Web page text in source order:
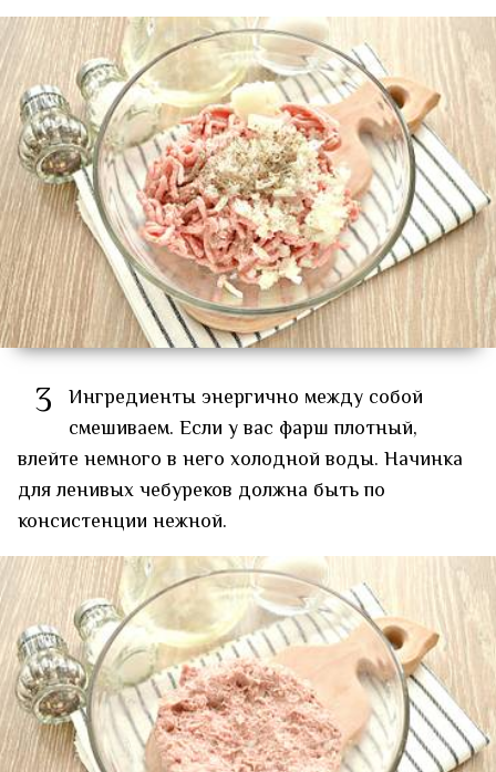
3 Ингредиенты энергично между собой
смешиваем. Если у вас фарш плотный,
влейте немного в него холодной воды. Начинка
для ленивых чебуреков должна быть по
консистенции нежной.